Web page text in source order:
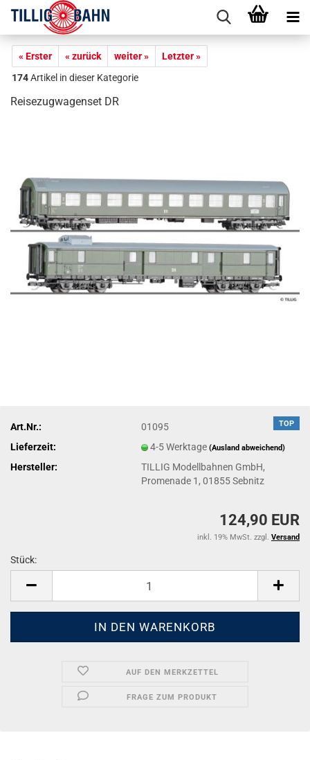
« Erster « zurück weiter »
Letzter »
174Artikel in dieser Kategorie
Reisezugwagenset DR
TOP
Art.Nr.:
01095
Lieferzeit:
4-5 Werktage(Ausland abweichend)
Hersteller:
TILLIG Modellbahnen GmbH,
Promenade 1, 01855 Sebnitz
124,90 EUR
inkl. 19% MwSt. zzgl. Versand
Stück:
AUF DEN MERKZETTEL
FRAGE ZUM PRODUKT